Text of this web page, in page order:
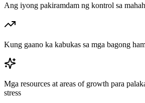
Ang iyong pakiramdam ng kontrol sa
Kung gaano ka kabukas sa mga bagong
Mga resources at areas of growth para
stress